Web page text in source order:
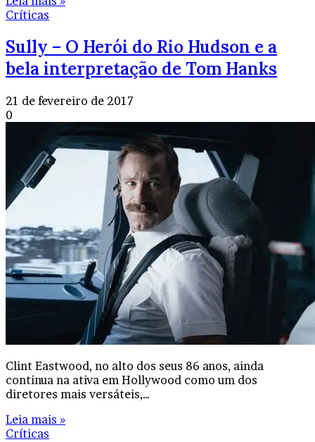
Críticas
Sully – O Herói do Rio Hudson e a
bela interpretação de Tom Hanks
21 de fevereiro de 2017
0
Clint Eastwood, no alto dos seus 86 anos, ainda
continua na ativa em Hollywood como um dos
diretores mais versáteis,…
Leia mais »
Críticas